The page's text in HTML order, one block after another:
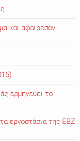
και αφαίρεσαν
ερμηνεύει το
εργοστάσια της ΕΒΖ